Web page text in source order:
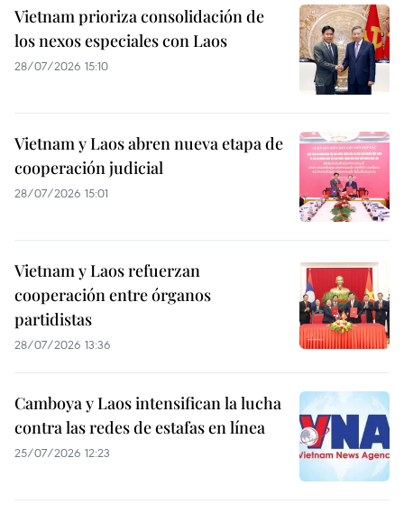
Vietnam prioriza consolidación de
los nexos especiales con Laos
28/07/2026 15:10
Vietnam y Laos abren nueva etapa de
cooperación judicial
28/07/2026 15:01
Vietnam y Laos refuerzan
cooperación entre órganos
partidistas
28/07/2026 13:36
Camboya y Laos intensifican la lucha
contra las redes de estafas en línea
25/07/2026 12:23